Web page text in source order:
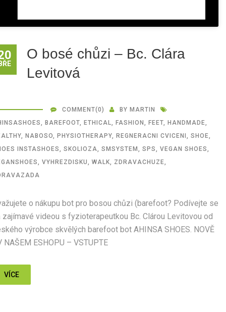
O bosé chůzi – Bc. Clára
Levitová
COMMENT(0) BY MARTIN
, BAREFOOT, ETHICAL, FASHION , FEET, HANDMADE,
, NABOSO, PHYSIOTHERAPY, REGNERACNI CVICENI , SHOE,
INSTASHOES, SKOLIOZA, SMSYSTEM , SPS, VEGAN SHOES,
, VYHREZDISKU, WALK, ZDRAVACHUZE,
o nákupu bot pro bosou chůzi (barefoot? Podívejte se
zajímavé videou s fyzioterapeutkou Bc. Clárou Levitovou od
výrobce skvělých barefoot bot AHINSA SHOES. NOVĚ
NAŠEM ESHOPU – VSTUPTE
VÍCE